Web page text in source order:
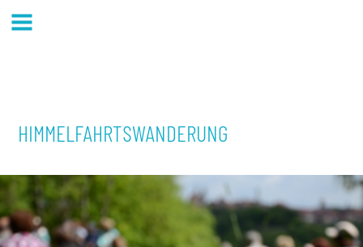
HIMMELFAHRTSWANDERUNG